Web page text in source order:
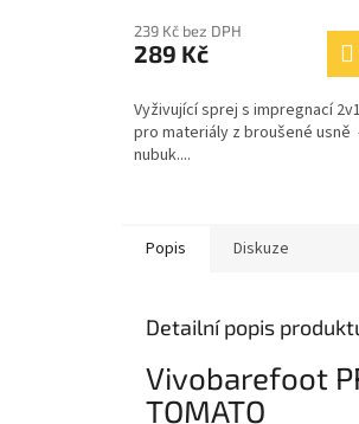
239 Kč bez DPH
289 Kč
Vyživující sprej s impregnací
pro materiály z broušené usně
nubuk....
Popis Diskuze
Detailní popis
Vivobarefoot
TOMATO